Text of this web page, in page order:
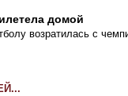
домой
возратилась с